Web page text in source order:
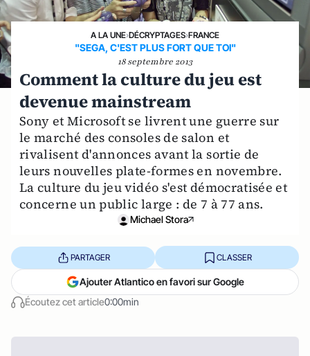
A LA UNE›DÉCRYPTAGES›FRANCE
"SEGA, C'EST PLUS FORT QUE TOI"
18 septembre 2013
Comment la culture du jeu est
devenue mainstream
Sony et Microsoft se livrent une guerre sur
le marché des consoles de salon et
rivalisent d'annonces avant la sortie de
leurs nouvelles plate-formes en novembre.
La culture du jeu vidéo s'est démocratisée et
concerne un public large : de 7 à 77 ans.
Michael Stora
Écoutez cet article0:00min
PARTAGER CLASSER
Ajouter Atlantico en favori sur Google